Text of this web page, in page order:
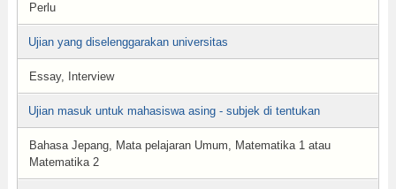
Perlu
Ujian yang diselenggarakan universitas
Essay, Interview
Ujian masuk untuk mahasiswa asing - subjek di tentukan
Bahasa Jepang, Mata pelajaran Umum, Matematika 1 atau
Matematika 2